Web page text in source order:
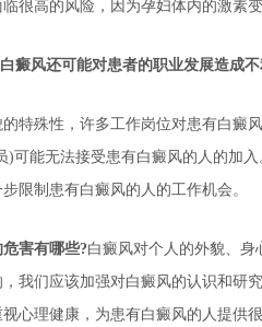
很高的风险，因为孕妇体内的激素
风还可能对患者的职业发展造成不
殊性，许多工作岗位对患有白癜风
)可能无法接受患有白癜风的人的加
限制患有白癜风的人的工作机会。
害有哪些?白癜风对个人的外貌、
我们应该加强对白癜风的认识和研
心理健康，为患有白癜风的人提供